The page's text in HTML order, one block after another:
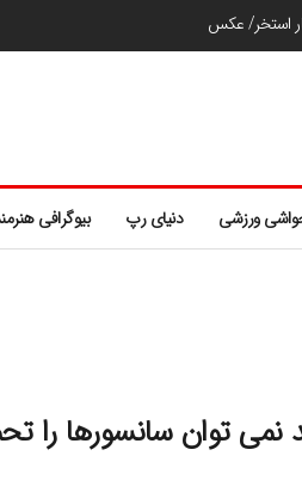
استخر/ عکس
ورزشی دنیای رپ بیوگرافی
توان سانسورها را